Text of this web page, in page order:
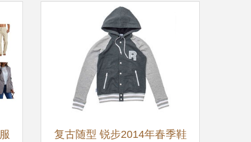
复古随型 锐步2014年春季鞋